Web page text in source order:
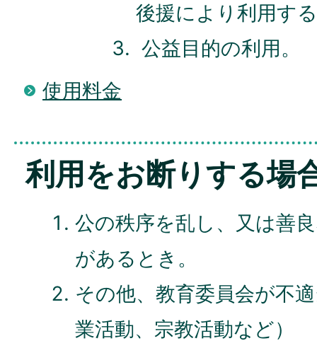
後援により利用す
公益目的の利用。
使用料金
利用をお断りする場
公の秩序を乱し、又は善
があるとき。
その他、教育委員会が不
業活動、宗教活動など）